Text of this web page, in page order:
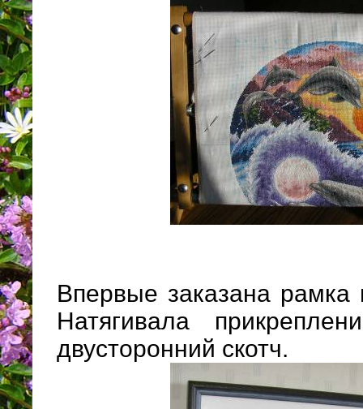
Впервые заказана рамка
Натягивала
двусторонний скотч.